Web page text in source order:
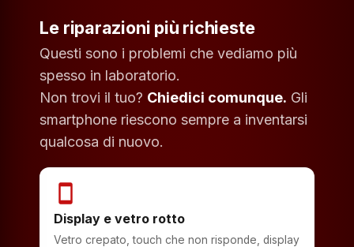
Le riparazioni più richieste
Questi sono i problemi che vediamo più
spesso in laboratorio.
Non trovi il tuo? Chiedici comunque. Gli
smartphone riescono sempre a inventarsi
qualcosa di nuovo.
smartphone
Display e vetro rotto
Vetro crepato, touch che non risponde, display